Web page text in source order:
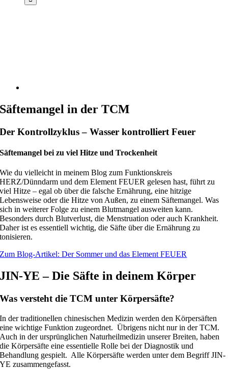
Säftemangel in der TCM
Der Kontrollzyklus – Wasser kontrolliert Feuer
Säftemangel bei zu viel Hitze und Trockenheit
Wie du vielleicht in meinem Blog zum Funktionskreis
HERZ/Dünndarm und dem Element FEUER gelesen hast, führt zu
viel Hitze – egal ob über die falsche Ernährung, eine hitzige
Lebensweise oder die Hitze von Außen, zu einem Säftemangel. Was
sich in weiterer Folge zu einem Blutmangel ausweiten kann.
Besonders durch Blutverlust, die Menstruation oder auch Krankheit.
Daher ist es essentiell wichtig, die Säfte über die Ernährung zu
tonisieren.
Zum Blog-Artikel: Der Sommer und das Element FEUER
JIN-YE – Die Säfte in deinem Körper
Was versteht die TCM unter Körpersäfte?
In der traditionellen chinesischen Medizin werden den Körpersäften
eine wichtige Funktion zugeordnet. Übrigens nicht nur in der TCM.
Auch in der ursprünglichen Naturheilmedizin unserer Breiten, haben
die Körpersäfte eine essentielle Rolle bei der Diagnostik und
Behandlung gespielt. Alle Körpersäfte werden unter dem Begriff JIN-
YE zusammengefasst.